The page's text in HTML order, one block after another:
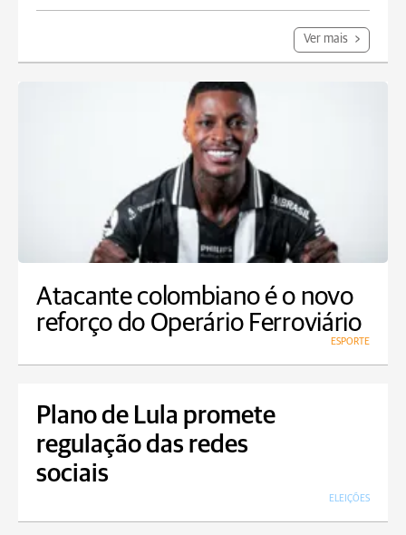
Ver mais
Atacante colombiano é o novo
reforço do Operário Ferroviário
ESPORTE
Plano de Lula promete
regulação das redes
sociais
ELEIÇÕES